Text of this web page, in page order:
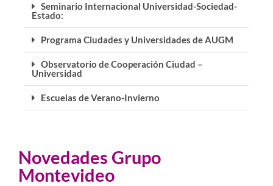
Seminario Internacional Universidad-Sociedad-
Estado:
Programa Ciudades y Universidades de AUGM
Observatorio de Cooperación Ciudad –
Universidad
Escuelas de Verano-Invierno
Novedades Grupo
Montevideo